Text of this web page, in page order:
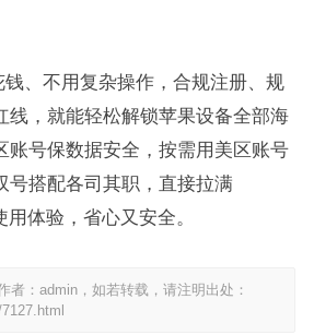
、不用复杂操作，合规注册、规
线，就能轻松解锁苹果设备全部海
账号保数据安全，按需用美区账号
号搭配各司其职，直接拉满
体验，省心又安全。
者：admin，如若转载，请注明出处：